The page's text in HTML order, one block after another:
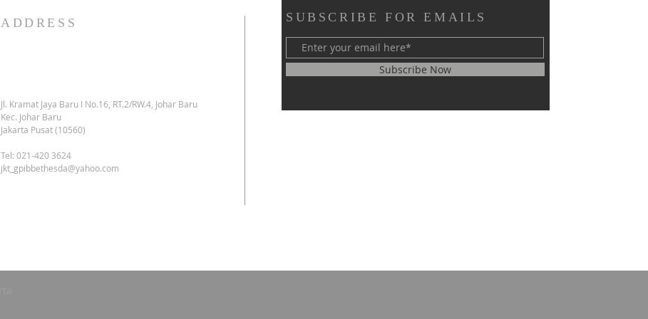
ADDRESS
Jl. Kramat Jaya Baru I No.16, RT.2/RW.4, Johar Baru
Kec. Johar Baru
Jakarta Pusat (10560)
Tel: 021-420 3624
jkt_gpibbethesda@yahoo.com
SUBSCRIBE FOR EMAILS
Subscribe Now